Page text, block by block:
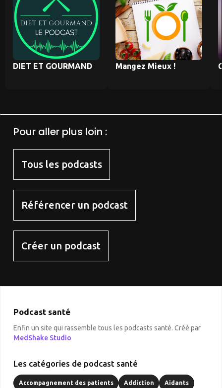
DIET ET GOURMAND Mangez Mieux !
Pour aller plus loin :
Tous les podcasts
Référencer un podcast
Créer un podcast
Podcast santé
Enfin un site qui rassemble tous les podcasts santé. Créé par
MedShake Studio
Les catégories de podcast santé
Accompagnement des patients Addiction Aidants